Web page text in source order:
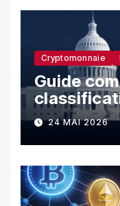
Cryptomonnaie
Guide
SEC vs
les
24 MAI 2026